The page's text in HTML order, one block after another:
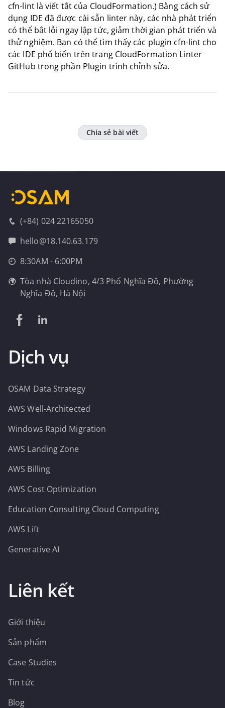
cfn-lint là viết tắt của CloudFormation.) Bằng cách sử
dụng IDE đã được cài sẵn linter này, các nhà phát triển
có thể bắt lỗi ngay lập tức, giảm thời gian phát triển và
thử nghiệm. Bạn có thể tìm thấy các plugin cfn-lint cho
các IDE phổ biến trên trang CloudFormation Linter
GitHub trong phần Plugin trình chỉnh sửa.
Chia sẻ bài viết
(+84) 024 22165050
hello@18.140.63.179
8:30AM - 6:00PM
Tòa nhà Cloudino, 4/3 Phố Nghĩa Đô, Phường
Nghĩa Đô, Hà Nội
Dịch vụ
OSAM Data Strategy
AWS Well-Architected
Windows Rapid Migration
AWS Landing Zone
AWS Billing
AWS Cost Optimization
Education Consulting Cloud Computing
AWS Lift
Generative AI
Liên kết
Giới thiệu
Sản phẩm
Case Studies
Tin tức
Blog